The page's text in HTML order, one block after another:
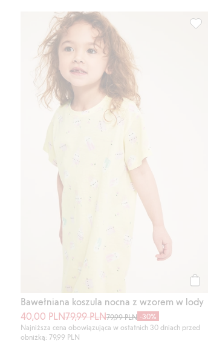
Bawełniana koszula nocna z wzorem w lody
40,00 PLN79,99 PLN79,99 PLN -30%
Najniższa cena obowiązująca w ostatnich 30 dniach przed
obniżką: 79,99 PLN